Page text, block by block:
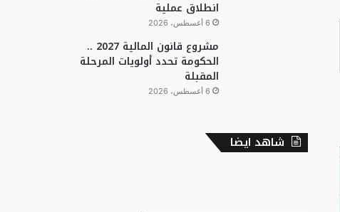
انطلاق عملية
6 أغسطس، 2026
مشروع قانون المالية 2027 ..
الحكومة تحدد أولويات المرحلة
المقبلة
6 أغسطس، 2026
شاهد ايضا